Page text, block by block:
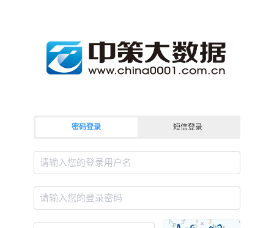
密码登录 短信登录
请输入您的登录用户名
请输入您的登录密码